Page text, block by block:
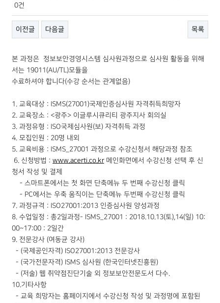
0건
이전글 다음글 목록
본 과정은 정보보안경영시스템 심사원과정으로 심사원 활동을 위해
서는 19011(AU/TL)모듈을
수료하셔야 합니다(수강 순서는 관계없음)
1. 교육대상 : ISMS(27001)국제인증심사원 자격취득희망자
2. 교육장소 : <광주> 이글루시큐리티 광주지사 회의실
3. 과정유형 : ISO국제심사원(보) 자격취득 과정
4. 모집인원 : 20명 내외
5. 교육비용 : ISMS_27001 과정으로 수강신청서 해당과정 참조
6. 신청방법 : www.acerti.co.kr메인화면에서 수강신청 선택 후 신
청서 작성 및 결제
- 스마트폰에서는 첫 화면 단축메뉴 두 번째 수강신청 클릭
- PC에서는 우축 움직이는 단축메뉴 두번째 수강신청 클릭
7. 과정규격 : ISO27001:2013 인증심사원 양성과정
8. 수업일정 : 총2일과정- ISMS_27001 : 2018.10.13(토),14(일) 10:
00~17:00 : 2일간
9. 전문강사 (여동균 강사)
- (국제공인자격) ISO27001:2013 전문강사
- (국가전문자격) ISMS 심사원 (한국인터넷진흥원)
- (저술) 웹 취약점진단기술 외 정보보안전문도서 다수.
10.기타사항
- 교육 희망자는 홈페이지에서 수강신청 작성 및 과정명에 포함된